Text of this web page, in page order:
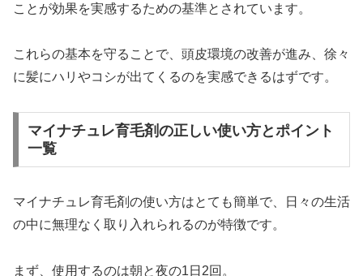
ことが効果を実感するための基準とされています。
これらの基本を守ることで、頭皮環境の改善が進み、徐々
に髪にハリやコシが出てくるのを実感できるはずです。
マイナチュレ育毛剤の正しい使い方とポイント
一覧
マイナチュレ育毛剤の使い方はとても簡単で、日々の生活
の中に無理なく取り入れられるのが特徴です。
まず、使用するのは朝と夜の1日2回。